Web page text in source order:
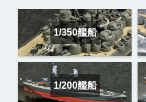
1/350艦船
1/200艦船